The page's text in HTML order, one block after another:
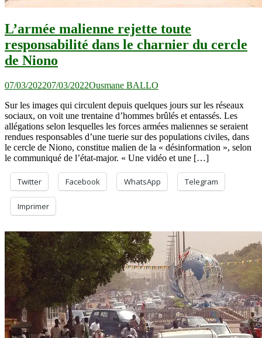
L’armée malienne rejette toute
responsabilité dans le charnier du cercle
de Niono
07/03/202207/03/2022Ousmane BALLO
Sur les images qui circulent depuis quelques jours sur les réseaux
sociaux, on voit une trentaine d’hommes brûlés et entassés. Les
allégations selon lesquelles les forces armées maliennes se seraient
rendues responsables d’une tuerie sur des populations civiles, dans
le cercle de Niono, constitue malien de la « désinformation », selon
le communiqué de l’état-major. « Une vidéo et une […]
Twitter Facebook WhatsApp Telegram
Imprimer